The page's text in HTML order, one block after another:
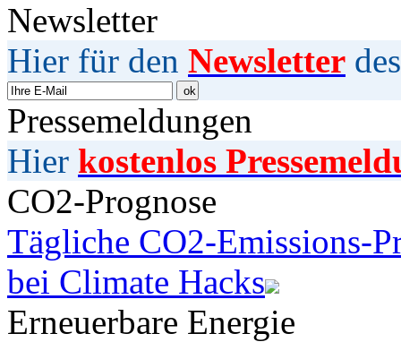
Newsletter
Hier für den Newsletter
Pressemeldungen
Hier kostenlos
CO2-Prognose
Tägliche CO2-Emissions-
bei Climate Hacks
Erneuerbare Energie